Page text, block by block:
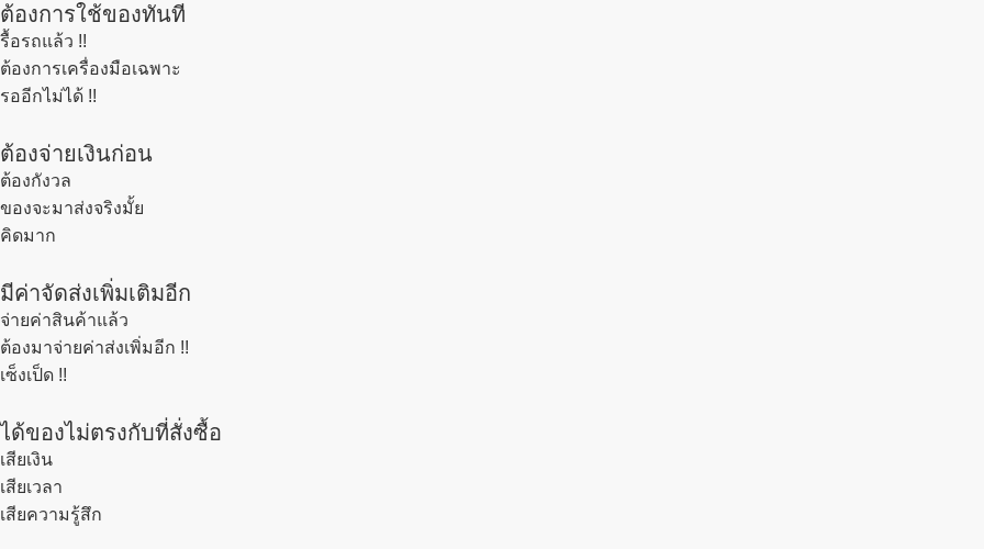
ต้องการใช้ของทันที
รื้อรถแล้ว !!
ต้องการเครื่องมือเฉพาะ
รออีกไม่ได้ !!
ต้องจ่ายเงินก่อน
ต้องกังวล
ของจะมาส่งจริงมั้ย
คิดมาก
มีค่าจัดส่งเพิ่มเติมอีก
จ่ายค่าสินค้าแล้ว
ต้องมาจ่ายค่าส่งเพิ่มอีก !!
เซ็งเป็ด !!
ได้ของไม่ตรงกับที่สั่งซื้อ
เสียเงิน
เสียเวลา
เสียความรู้สึก